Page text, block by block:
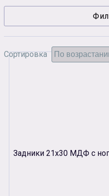
Сувенирная продукция
Аксессуары
Сортировка
Задники 21х30 МДФ с